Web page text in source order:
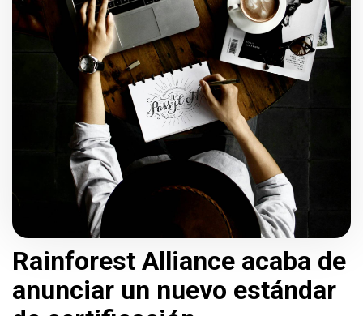
Rainforest Alliance acaba de
anunciar un nuevo estándar